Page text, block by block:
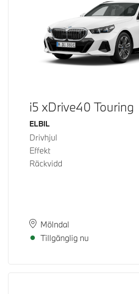
i5 xDrive40 Touring
Bränsle
ELBIL
Drivhjul
Effekt
Räckvidd
PlatsMölndal
Leveranstid
Tillgänglig nu